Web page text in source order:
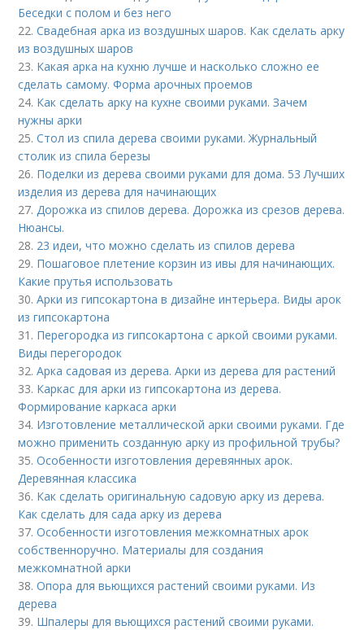
Беседки с полом и без него
22.Свадебная арка из воздушных шаров. Как сделать арку
из воздушных шаров
23. Какая арка на кухню лучше и насколько сложно ее
сделать самому. Форма арочных проемов
24. Как сделать арку на кухне своими руками. Зачем
нужны арки
25.Стол из спила дерева своими руками. Журнальный
столик из спила березы
26. Поделки из дерева своими руками для дома. 53 Лучших
изделия из дерева для начинающих
27. Дорожка из спилов дерева. Дорожка из срезов дерева.
Нюансы.
28. 23 идеи, что можно сделать из спилов дерева
29. Пошаговое плетение корзин из ивы для начинающих.
Какие прутья использовать
30.Арки из гипсокартона в дизайне интерьера. Виды арок
из гипсокартона
31. Перегородка из гипсокартона с аркой своими руками.
Виды перегородок
32.Арка садовая из дерева. Арки из дерева для растений
33. Каркас для арки из гипсокартона из дерева.
Формирование каркаса арки
34. Изготовление металлической арки своими руками. Где
можно применить созданную арку из профильной трубы?
35.Особенности изготовления деревянных арок.
Деревянная классика
36. Как сделать оригинальную садовую арку из дерева.
Как сделать для сада арку из дерева
37.Особенности изготовления межкомнатных арок
собственноручно. Материалы для создания
межкомнатной арки
38.Опора для вьющихся растений своими руками. Из
дерева
39. Шпалеры для вьющихся растений своими руками.